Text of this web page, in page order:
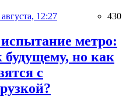
12:27 430
метро:
будущему, но как
с